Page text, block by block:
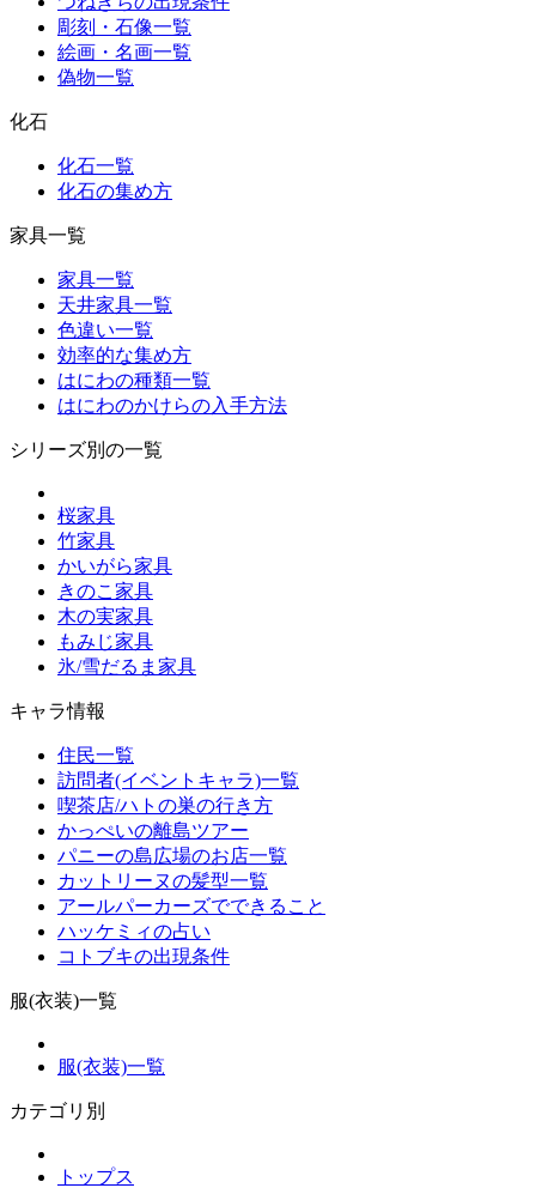
彫刻・石像一覧
絵画・名画一覧
偽物一覧
化石
化石一覧
化石の集め方
家具一覧
家具一覧
天井家具一覧
色違い一覧
効率的な集め方
はにわの種類一覧
はにわのかけらの入手方法
シリーズ別の一覧
桜家具
竹家具
かいがら家具
きのこ家具
木の実家具
もみじ家具
氷/雪だるま家具
キャラ情報
住民一覧
訪問者(イベントキャラ)一覧
喫茶店/ハトの巣の行き方
かっぺいの離島ツアー
パニーの島広場のお店一覧
カットリーヌの髪型一覧
アールパーカーズでできること
ハッケミィの占い
コトブキの出現条件
服(衣装)一覧
服(衣装)一覧
カテゴリ別
トップス